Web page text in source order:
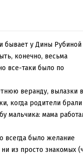
бывает у Дины Рубиной
конечно, весьма
все-таки было по
веранду, вылазки в
когда родители брали
мальчика: мама
всегда было желание
из просто знакомых